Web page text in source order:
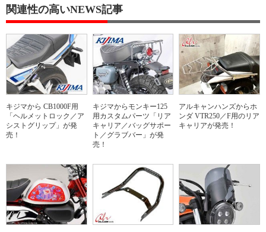
関連性の高いNEWS記事
キジマから CB1000F用
「ヘルメットロック／ア
シストグリップ」が発
売！
キジマからモンキー125
用カスタムパーツ「リア
キャリア／バッグサポー
ト／グラブバー」が発
売！
アルキャンハンズからホ
ンダ VTR250／F用のリア
キャリアが発売！